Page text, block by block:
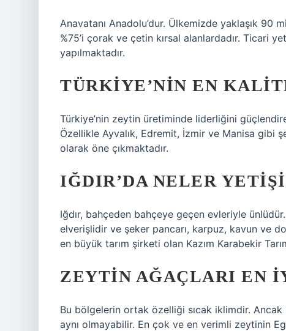
Anavatanı Anadolu’dur. Ülkemizde yaklaşık 90
%75’i çorak ve çetin kırsal alanlardadır. Ticari
yapılmaktadır.
TÜRKIYE’NIN EN
Türkiye’nin zeytin üretiminde liderliğini
Özellikle Ayvalık, Edremit, İzmir ve Manisa
olarak öne çıkmaktadır.
IĞDIR’DA NELER
Iğdır, bahçeden bahçeye geçen evleriyle
elverişlidir ve şeker pancarı, karpuz, kavun ve
en büyük tarım şirketi olan Kazım Karabekir
ZEYTIN AĞAÇLARI EN
Bu bölgelerin ortak özelliği sıcak iklimdir.
aynı olmayabilir. En çok ve en verimli zeytinin